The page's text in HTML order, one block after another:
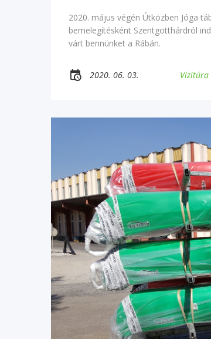
2020. május végén Útközben Jóga
bemelegítésként Szentgotthárdról
várt bennünket a Rábán.
2020. 06. 03. Vízitúra